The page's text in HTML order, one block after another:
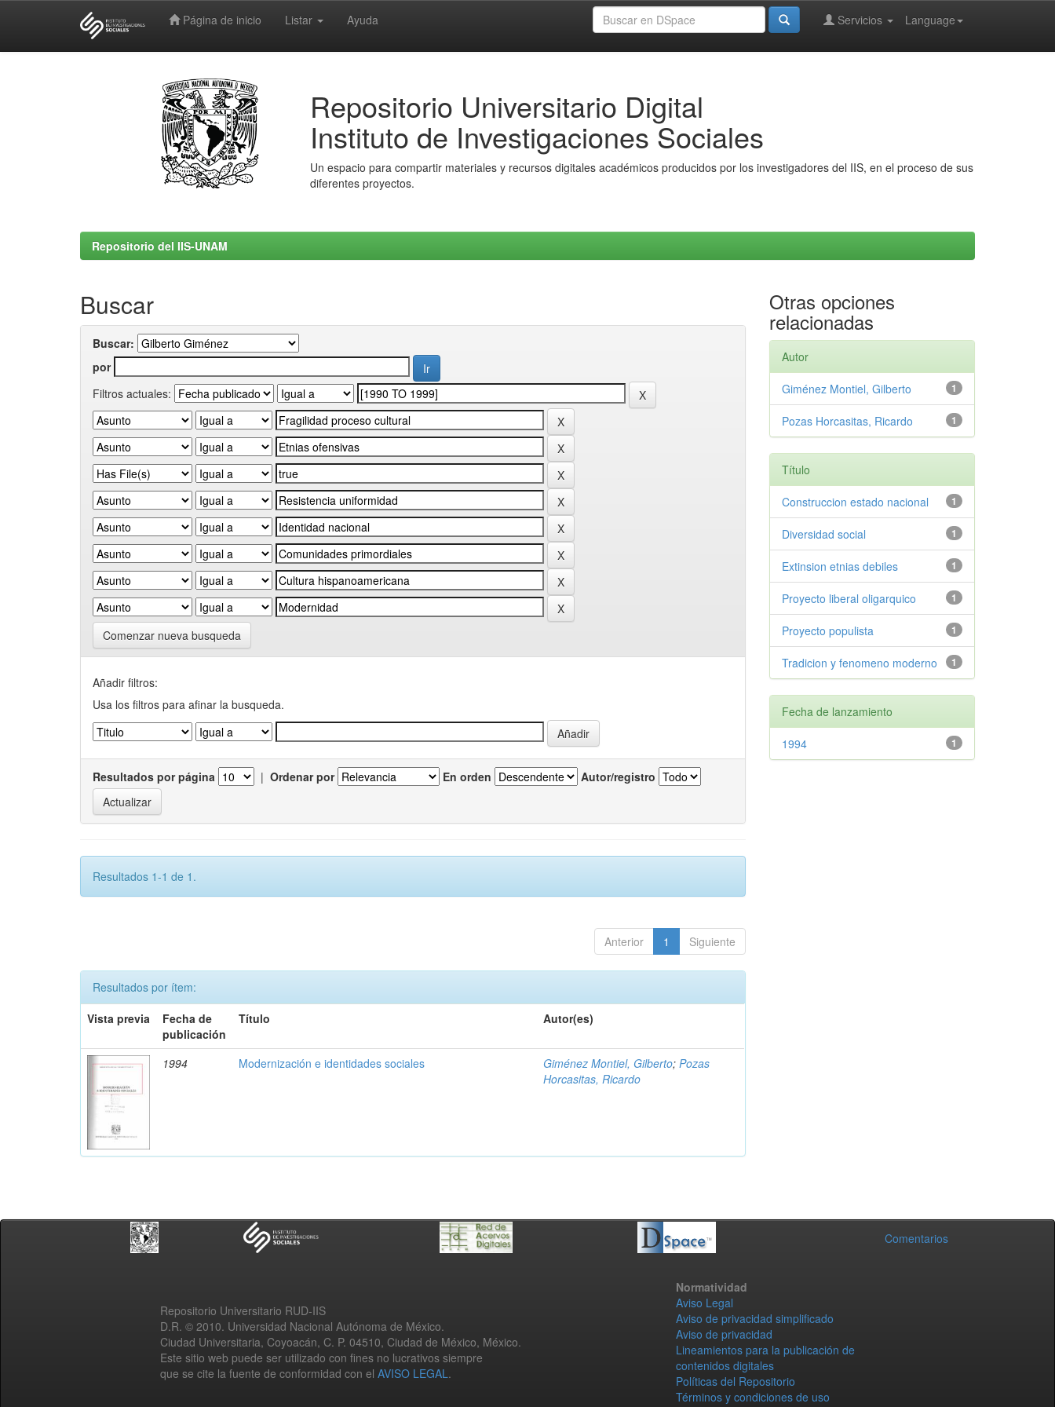
Página de inicio Listar Ayuda Language
Servicios
Repositorio Universitario Digital
Instituto de Investigaciones Sociales
Un espacio para compartir materiales y recursos digitales académicos producidos por los investigadores del IIS, en el proceso de sus
diferentes proyectos.
Repositorio del IIS-UNAM
Buscar
Buscar:
por
Filtros actuales:
Comenzar nueva busqueda
Añadir filtros:
Usa los filtros para afinar la busqueda.
Resultados por página | Ordenar por En orden Autor/registro
Resultados 1-1 de 1.
Anterior 1 Siguiente
Resultados por ítem:
Vista previa
Fecha de
publicación
Título Autor(es)
1994 Modernización e identidades sociales Giménez Montiel, Gilberto;Pozas
Horcasitas, Ricardo
Otras opciones
relacionadas
Autor
1
Giménez Montiel, Gilberto
1
Pozas Horcasitas, Ricardo
Título
1
Construccion estado nacional
1
Diversidad social
1
Extinsion etnias debiles
1
Proyecto liberal oligarquico
1
Proyecto populista
1
Tradicion y fenomeno moderno
Fecha de lanzamiento
1
1994
Comentarios
Repositorio Universitario RUD-IIS
D.R. © 2010. Universidad Nacional Autónoma de México.
Ciudad Universitaria, Coyoacán, C. P. 04510, Ciudad de México, México.
Este sitio web puede ser utilizado con fines no lucrativos siempre
que se cite la fuente de conformidad con el AVISO LEGAL.
Normatividad
Aviso Legal
Aviso de privacidad simplificado
Aviso de privacidad
Lineamientos para la publicación de
contenidos digitales
Políticas del Repositorio
Términos y condiciones de uso